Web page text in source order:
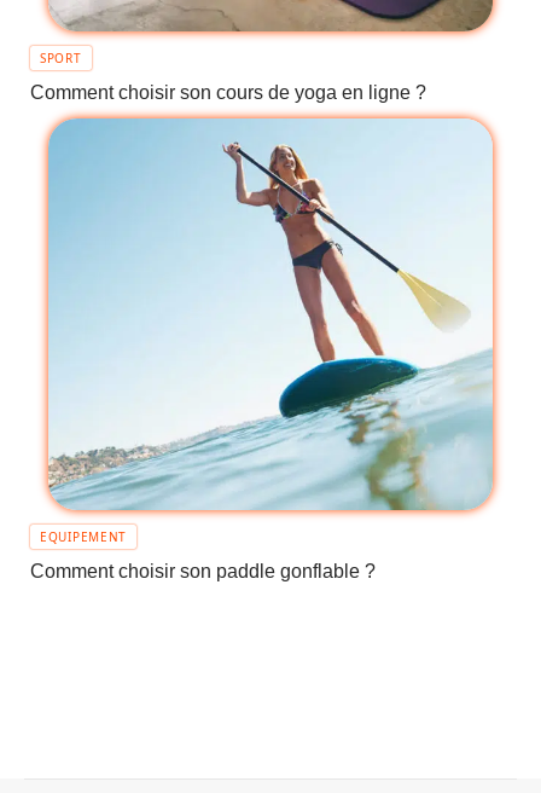
SPORT
Comment choisir son cours de yoga en ligne ?
EQUIPEMENT
Comment choisir son paddle gonflable ?